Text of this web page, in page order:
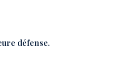
défense.